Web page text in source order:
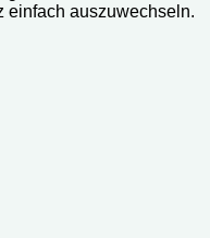
einfach auszuwechseln.